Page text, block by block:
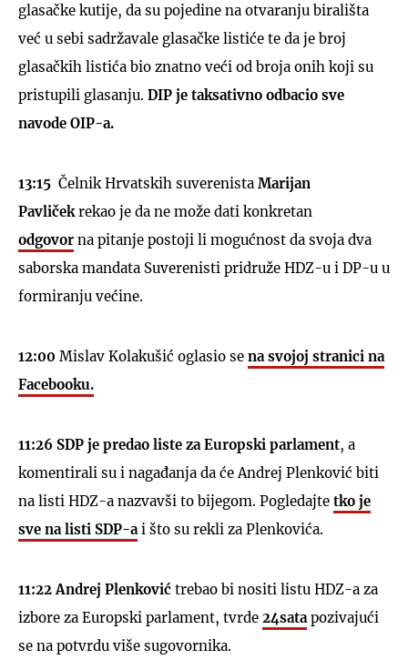
glasačke kutije, da su pojedine na otvaranju birališta
već u sebi sadržavale glasačke listiće te da je broj
glasačkih listića bio znatno veći od broja onih koji su
pristupili glasanju. DIP je taksativno odbacio sve
navode OIP-a.
13:15 Čelnik Hrvatskih suverenista Marijan
Pavličekrekao je da ne može dati konkretan
odgovor na pitanje postoji li mogućnost da svoja dva
saborska mandata Suverenisti pridruže HDZ-u i DP-u u
formiranju većine.
12:00 Mislav Kolakušić oglasio se na svojoj stranici na
Facebooku.
11:26 SDP je predao liste za Europski parlament, a
komentirali su i nagađanja da će Andrej Plenković biti
na listi HDZ-a nazvavši to bijegom. Pogledajte tko je
sve na listi SDP-a i što su rekli za Plenkovića.
11:22 Andrej Plenković trebao bi nositi listu HDZ-a za
izbore za Europski parlament, tvrde 24sata pozivajući
se na potvrdu više sugovornika.